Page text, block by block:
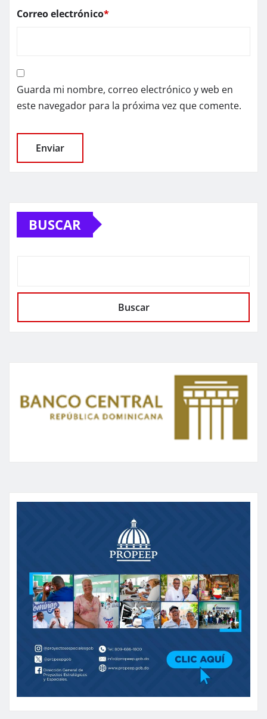
Correo electrónico*
Guarda mi nombre, correo electrónico y web en
este navegador para la próxima vez que comente.
BUSCAR
Buscar